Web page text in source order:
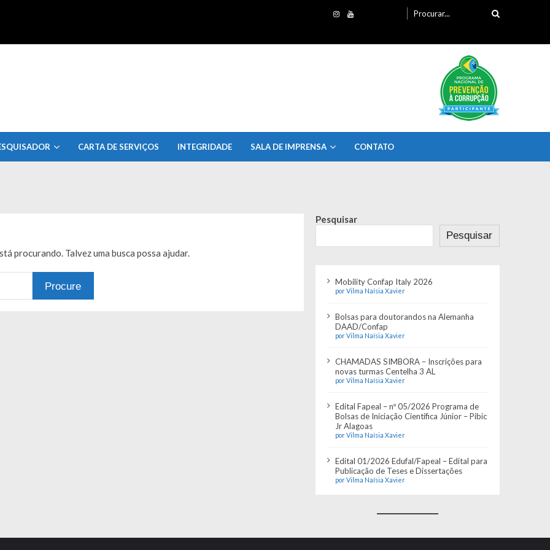
por:
CARTA DE SERVIÇOS INTEGRIDADE SALA DE IMPRENSA CONTATO
procurando. Talvez uma busca possa ajudar.
Pesquisar
Pesquisar
Mobility Confap Italy 2026
por Vilma Naísia Xavier
Bolsas para doutorandos na Alemanha
DAAD/Confap
por Vilma Naísia Xavier
CHAMADAS SIMBORA – Inscrições para
novas turmas Centelha 3 AL
por Vilma Naísia Xavier
Edital Fapeal – nº 05/2026 Programa de
Bolsas de Iniciação Científica Júnior – Pibic
Jr Alagoas
por Vilma Naísia Xavier
Edital 01/2026 Edufal/Fapeal – Edital para
Publicação de Teses e Dissertações
por Vilma Naísia Xavier